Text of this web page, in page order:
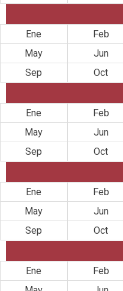
Ene
Feb
May
Jun
Sep
Oct
Ene
Feb
May
Jun
Sep
Oct
Ene
Feb
May
Jun
Sep
Oct
Ene
Feb